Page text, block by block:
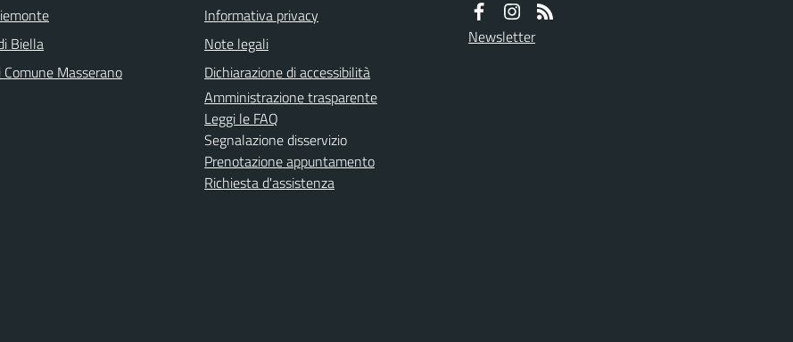
Biella
Masserano
Informativa privacy
Note legali
Dichiarazione di accessibilità
Amministrazione trasparente
Leggi le FAQ
Segnalazione disservizio
Prenotazione appuntamento
Richiesta d'assistenza
Newsletter